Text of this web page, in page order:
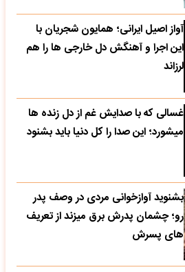
آواز اصیل ایرانی؛ همایون شجریان با
این اجرا و آهنگش دل خارجی ها را هم
لرزاند
غسالی که با صدایش غم از دل زنده ها
میشورد؛ این صدا را کل دنیا باید بشنود
بشنوید آوازخوانی مردی در وصف پدر
رو؛ چشمان پدرش برق میزند از تعریف
های پسرش